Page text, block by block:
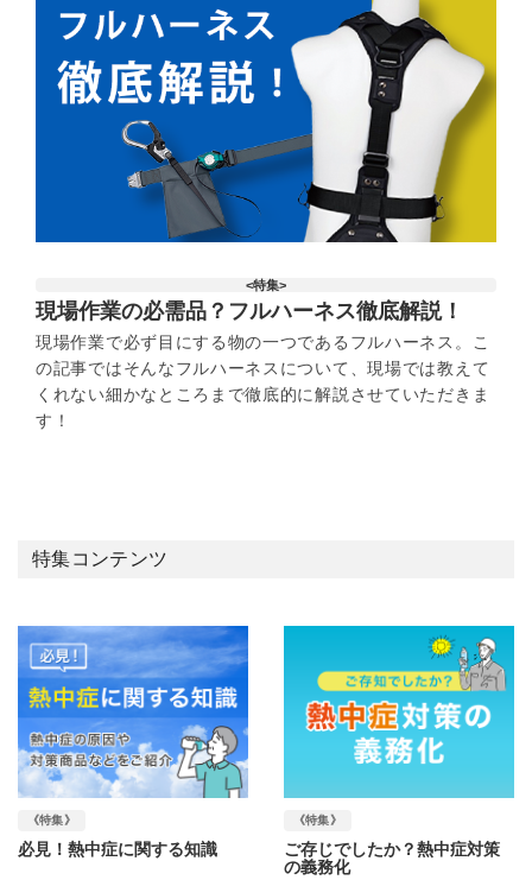
<特集>
現場作業の必需品？フルハーネス徹底解説！
現場作業で必ず目にする物の一つであるフルハーネス。こ
の記事ではそんなフルハーネスについて、現場では教えて
くれない細かなところまで徹底的に解説させていただきま
す！
特集コンテンツ
《特集》
必見！熱中症に関する知識
《特集》
ご存じでしたか？熱中症対策
の義務化